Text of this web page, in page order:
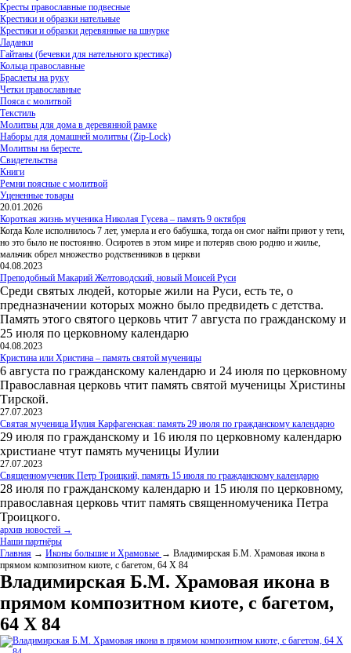
Кресты православные подвесные
Крестики и образки нательные
Крестики и образки деревянные на шнурке
Ладанки
Гайтаны (бечевки для нательного крестика)
Кольца православные
Браслеты на руку
Четки православные
Пояса с молитвой
Текстиль
Молитвы для дома в деревянной рамке
Наборы для домашней молитвы (Zip-Lock)
Молитвы на бересте.
Свидетельства
Книги
Ремни поясные с молитвой
Уцененные товары
20.01.2026
Короткая жизнь мученика Николая Гусева – память 9 октября
Когда Коле исполнилось 7 лет, умерла и его бабушка, тогда он смог найти приют у тети,
но это было не постоянно. Осиротев в этом мире и потеряв свою родню и жилье,
мальчик обрел множество родственников в церкви
04.08.2023
Преподобный Макарий Желтоводский, новый Моисей Руси
Среди святых людей, которые жили на Руси, есть те, о
предназначении которых можно было предвидеть с детства.
Память этого святого церковь чтит 7 августа по гражданскому и
25 июля по церковному календарю
04.08.2023
Кристина или Христина – память святой мученицы
6 августа по гражданскому календарю и 24 июля по церковному
Православная церковь чтит память святой мученицы Христины
Тирской.
27.07.2023
Святая мученица Иулия Карфагенская: память 29 июля по гражданскому календарю
29 июля по гражданскому и 16 июля по церковному календарю
христиане чтут память мученицы Иулии
27.07.2023
Священномученик Петр Троицкий, память 15 июля по гражданскому календарю
28 июля по гражданскому календарю и 15 июля по церковному,
православная церковь чтит память священномученика Петра
Троицкого.
архив новостей →
Наши партнёры
Главная → Иконы большие и Храмовые → Владимирская Б.М. Храмовая икона в
прямом композитном киоте, с багетом, 64 Х 84
Владимирская Б.М. Храмовая икона в
прямом композитном киоте, с багетом,
64 Х 84